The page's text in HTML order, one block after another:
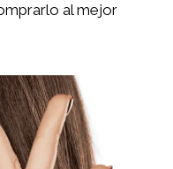
al mejor